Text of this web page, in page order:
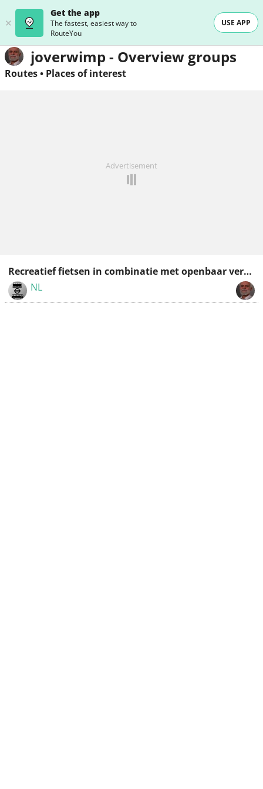
Get the app
The fastest, easiest way to
RouteYou
USE APP
joverwimp - Overview groups
Routes• Places of interest
Advertisement
Recreatief fietsen in combinatie met openbaar vervoer
NL